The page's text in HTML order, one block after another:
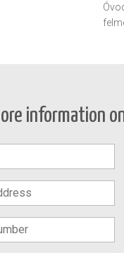
information